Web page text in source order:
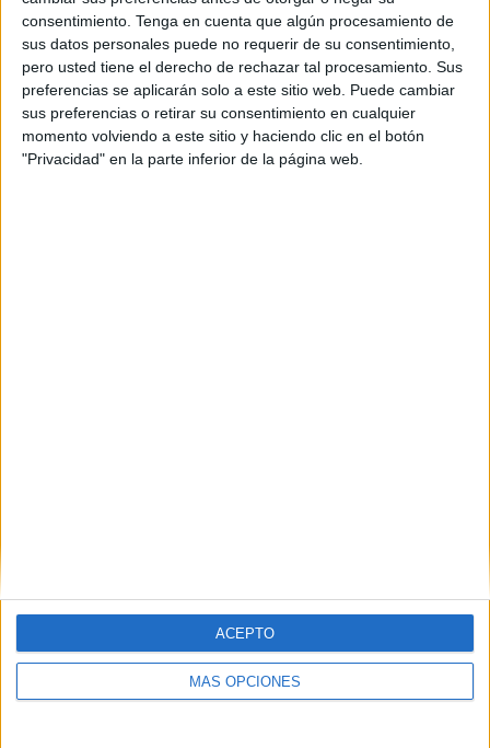
consentimiento. Tenga en cuenta que algún procesamiento de
sus datos personales puede no requerir de su consentimiento,
pero usted tiene el derecho de rechazar tal procesamiento. Sus
preferencias se aplicarán solo a este sitio web. Puede cambiar
sus preferencias o retirar su consentimiento en cualquier
momento volviendo a este sitio y haciendo clic en el botón
"Privacidad" en la parte inferior de la página web.
MÁS OPCIONES
ACEPTO
Hace calor
POR JOSÉ AURELIANO MARTÍN 28/06/2026 0
Tecnofascismo
POR JOSÉ AURELIANO MARTÍN 21/06/2026 0